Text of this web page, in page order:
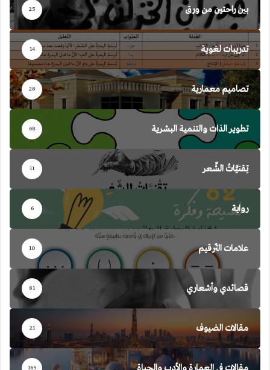
بين راحتين من ورق 25
تدريبات لغوية 14
تصاميم معمارية 28
تطوير الذات والتنمية البشرية 68
تِقنيَّاتُ الشِّعر 11
رواية 6
علامات التّرقيم 10
قصائدي وأشعاري 81
مقالات الضيوف 21
165